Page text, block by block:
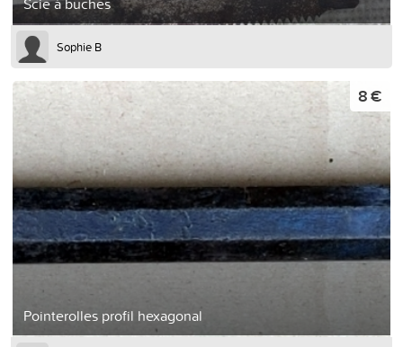
Sophie B
Pointerolles profil hexagonal
8 €